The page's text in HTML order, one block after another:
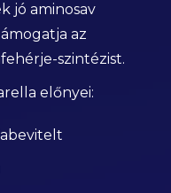
jó aminosav
az
szintézist.
előnyei: